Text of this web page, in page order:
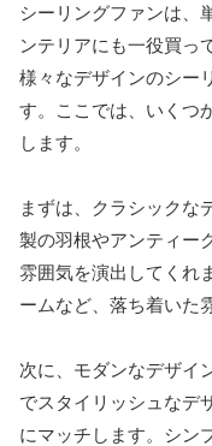
シーリングファンは、
ンテリアにも一役買っ
様々なデザインのシー
す。ここでは、いくつ
します。
まずは、クラシックな
製の羽根やアンティー
雰囲気を演出してくれ
ームなど、落ち着いた
次に、モダンなデザイ
でスタイリッシュなデ
にマッチします。シン